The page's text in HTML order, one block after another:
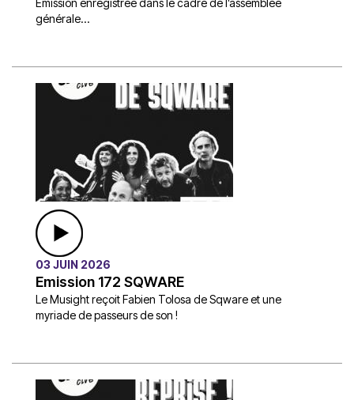
Émission enregistrée dans le cadre de l’assemblée
générale...
03 JUIN 2026
Emission 172 SQWARE
Le Musight reçoit Fabien Tolosa de Sqware et une
myriade de passeurs de son !